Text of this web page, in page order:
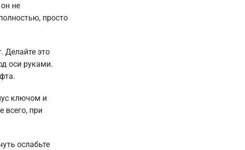
не
просто
Делайте это
оси руками.
ключом и
всего, при
ослабьте